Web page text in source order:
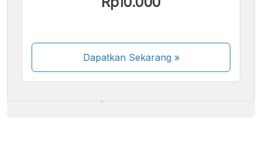
Dapatkan Sekarang»
Beberapa metode pembayaran masih dalam